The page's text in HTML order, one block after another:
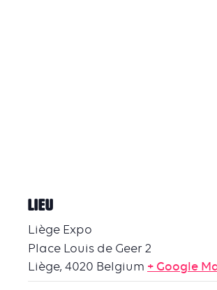
LIEU
Liège Expo
Place Louis de Geer 2
Liège, 4020 Belgium + Google